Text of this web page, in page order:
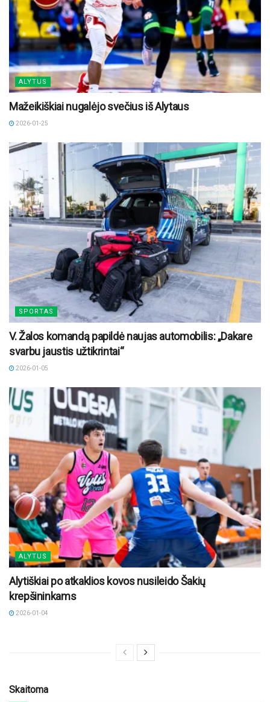
ALYTUS
Mažeikiškiai nugalėjo svečius iš Alytaus
2026-01-25
SPORTAS
V. Žalos komandą papildė naujas automobilis: „Dakare
svarbu jaustis užtikrintai“
2026-01-05
ALYTUS
Alytiškiai po atkaklios kovos nusileido Šakių
krepšininkams
2026-01-04
Skaitoma